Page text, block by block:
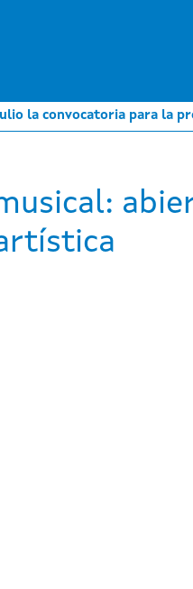
la convocatoria para la